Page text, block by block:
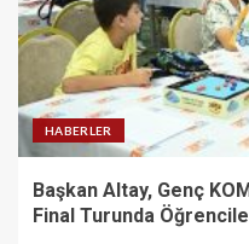
HABERLER
Başkan Altay, Genç
Final Turunda